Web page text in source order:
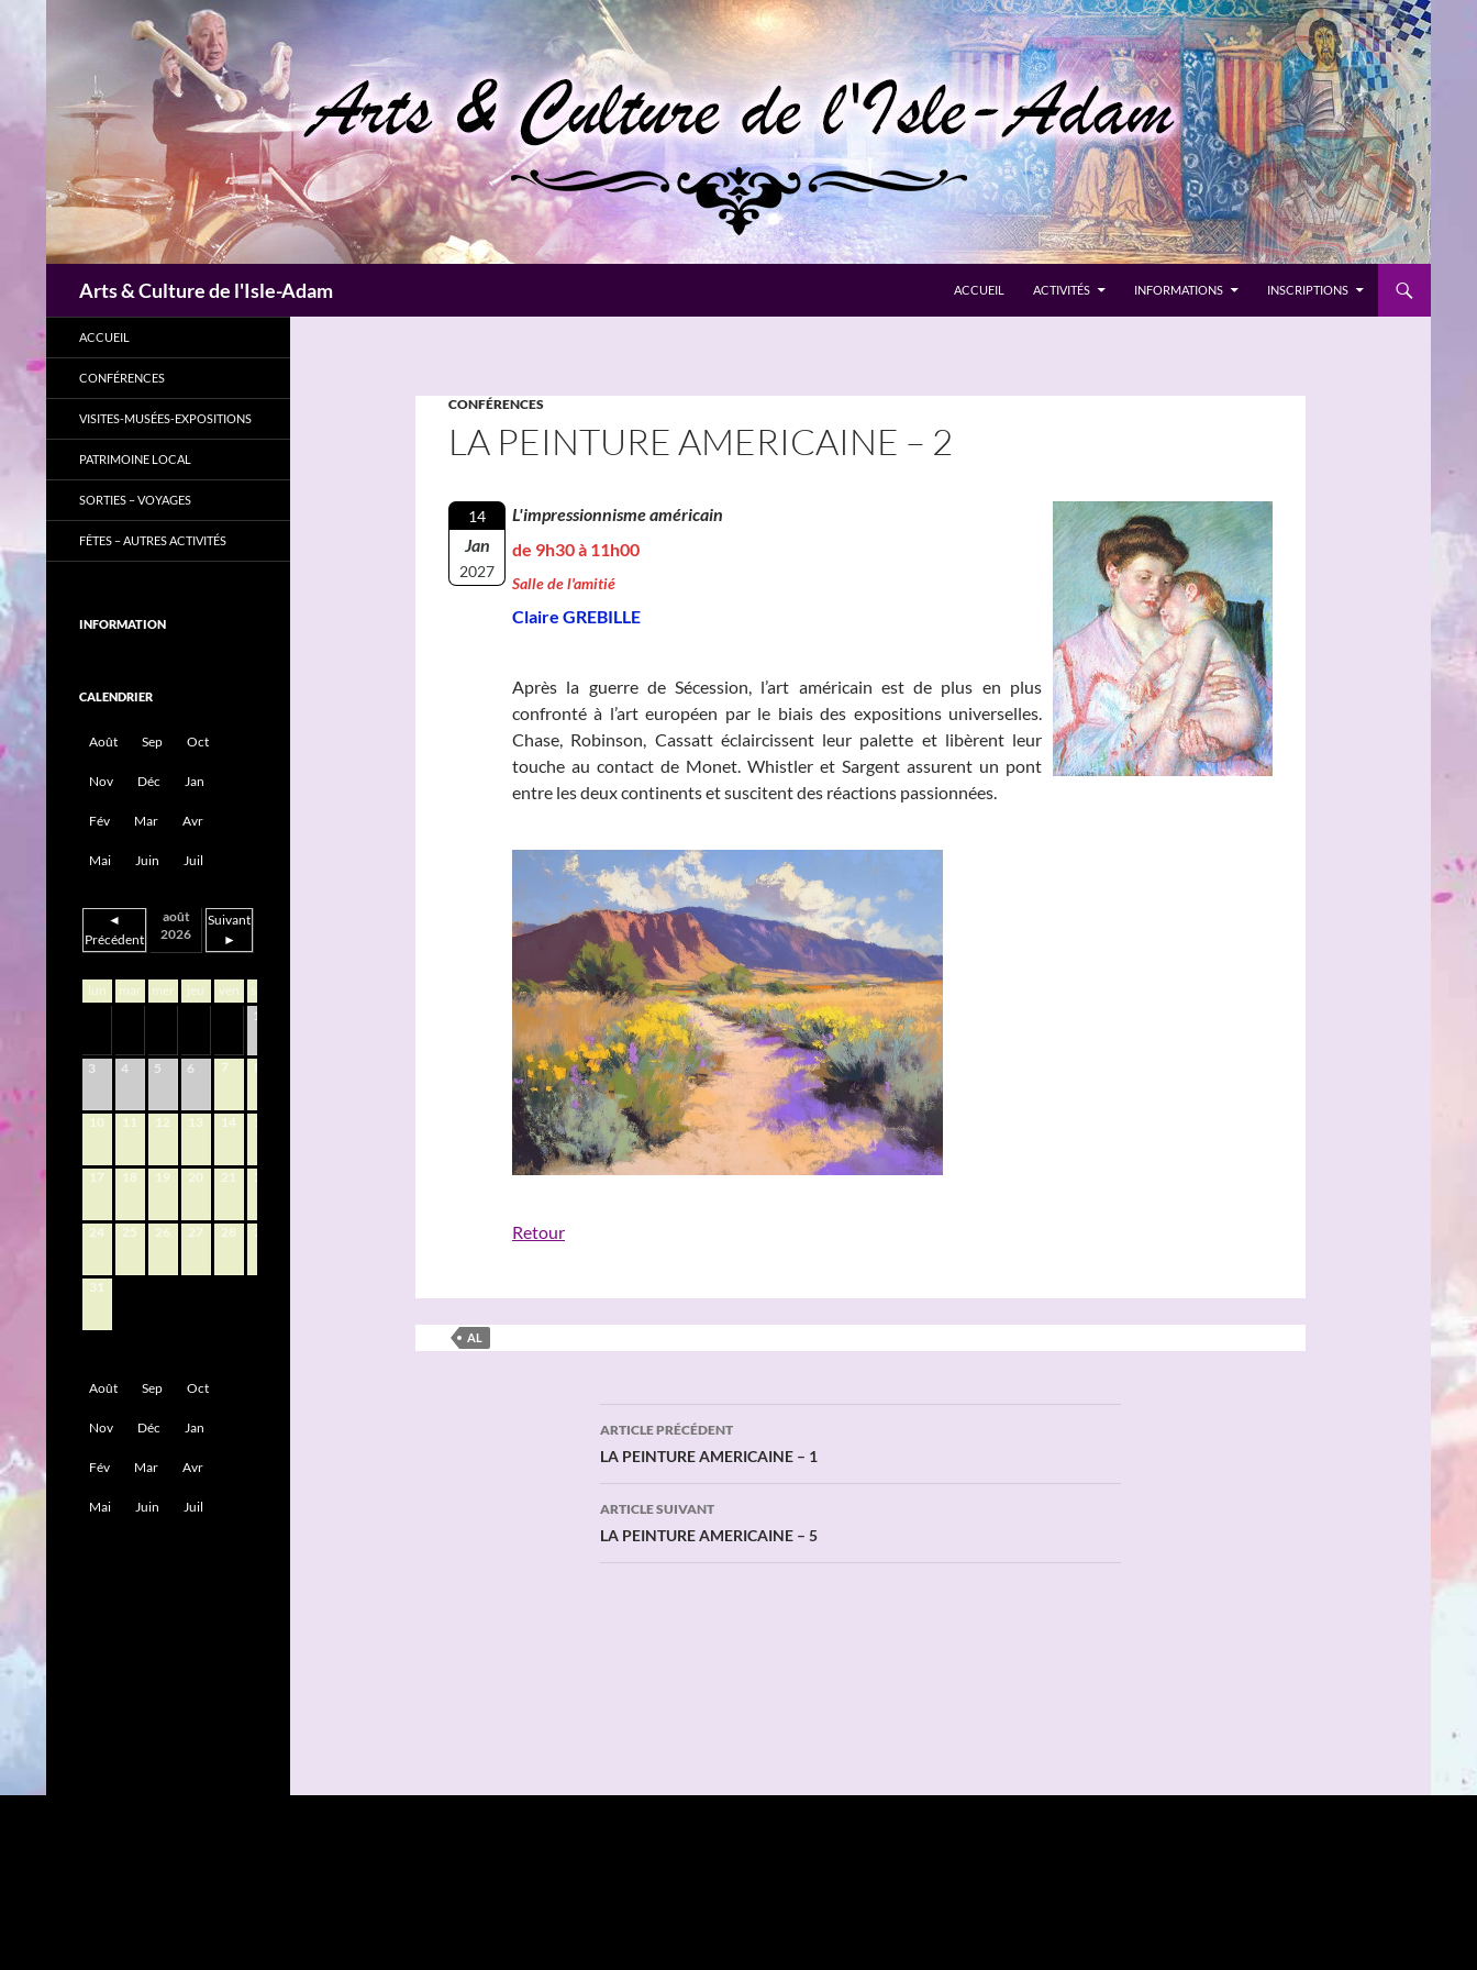
Arts & Culture de l'Isle-Adam ACCUEIL ACTIVITÉS INFORMATIONS INSCRIPTIONS
CONFÉRENCES
LA PEINTURE AMERICAINE – 2
14
Jan
2027
L'impressionnisme américain
de 9h30 à 11h00
Salle de l'amitié
Claire GREBILLE
Après la guerre de Sécession, l’art américain est de plus en plus
confronté à l’art européen par le biais des expositions universelles.
Chase, Robinson, Cassatt éclaircissent leur palette et libèrent leur
touche au contact de Monet. Whistler et Sargent assurent un pont
entre les deux continents et suscitent des réactions passionnées.
Retour
AL
Navigation
des
articles
ARTICLE PRÉCÉDENT
LA PEINTURE AMERICAINE – 1
ARTICLE SUIVANT
LA PEINTURE AMERICAINE – 5
ACCUEIL
CONFÉRENCES
VISITES-MUSÉES-EXPOSITIONS
PATRIMOINE LOCAL
SORTIES – VOYAGES
FÊTES – AUTRES ACTIVITÉS
INFORMATION
CALENDRIER
Août Sep Oct
Nov Déc Jan
Fév Mar Avr
Mai Juin Juil
◄
Précédent
août
2026
Suivant
►
lun mar mer jeu ven sam
1
3 4 5 6 7 8
10 11 12 13 14 15
17 18 19 20 21 22
24 25 26 27 28 29
31
Août Sep Oct
Nov Déc Jan
Fév Mar Avr
Mai Juin Juil